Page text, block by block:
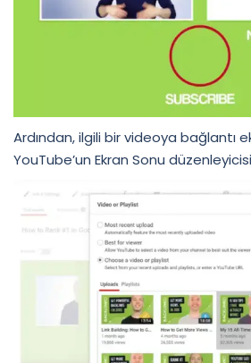
Ardından, ilgili bir videoya bağlantı
YouTube’un Ekran Sonu